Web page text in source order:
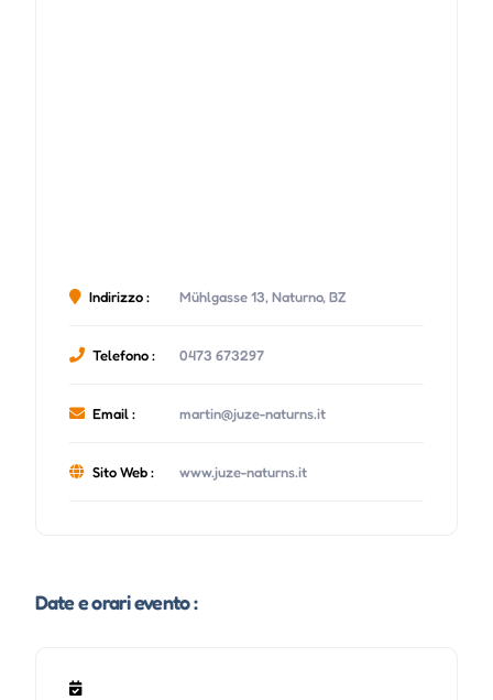
Indirizzo : Mühlgasse 13, Naturno, BZ
Telefono : 0473 673297
Email : martin@juze-naturns.it
Sito Web : www.juze-naturns.it
Date e orari evento :